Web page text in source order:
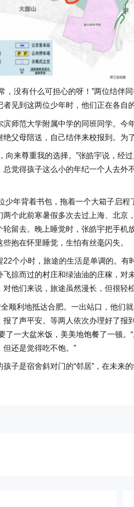
没有什么可担心的呀！”两位结伴
见到这两位少年时，他们正在各自
范大学附属中学的同班同学。今
父母陪送，自己结伴来校报到。为
来尊重我的选择。”张皓宇说，经
觉得孩子这么小的年纪一个人去
年背着书包，拖着一个大箱子启程
个此前寒暑假多次去过上海、北京
轮留去。晚上睡觉时，张皓宇把手
抱在怀里睡觉，生怕有丝毫闪失。
小时，旅途的生活是单调的。有
掠而过的村庄和绿油油的庄稼，
他们来说，旅途虽然漫长，但很轻松
利地抵达合肥。一出站口，他们
了声平安。等两人依次办理好了报
了一大盆米饭，美美地饱餐了一顿
还是觉得吃不饱。”
是宿舍斜对门的“邻居”，在未来的